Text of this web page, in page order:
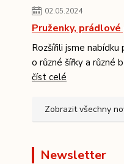
02.05.2024
Pruženky, prádlové
Rozšířili jsme
o různé šířky a různé
číst celé
Zobrazit všechny
Newsletter